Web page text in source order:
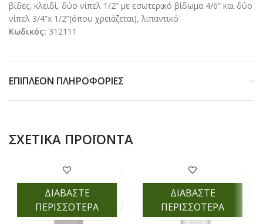
βίδες, κλειδί, δύο νίπελ 1/2” με εσωτερικό βίδωμα 4/6” και δύο
νίπελ 3/4”x 1/2”(όπου χρειάζεται), λιπαντικό
Κωδικός: 312111
ΕΠΙΠΛΈΟΝ ΠΛΗΡΟΦΟΡΊΕΣ
ΣΧΕΤΙΚΆ ΠΡΟΪΌΝΤΑ
ΔΙΑΒΑΣΤΕ
ΠΕΡΙΣΣΟΤΕΡΑ
ΔΙΑΒΑΣΤΕ
ΠΕΡΙΣΣΟΤΕΡΑ